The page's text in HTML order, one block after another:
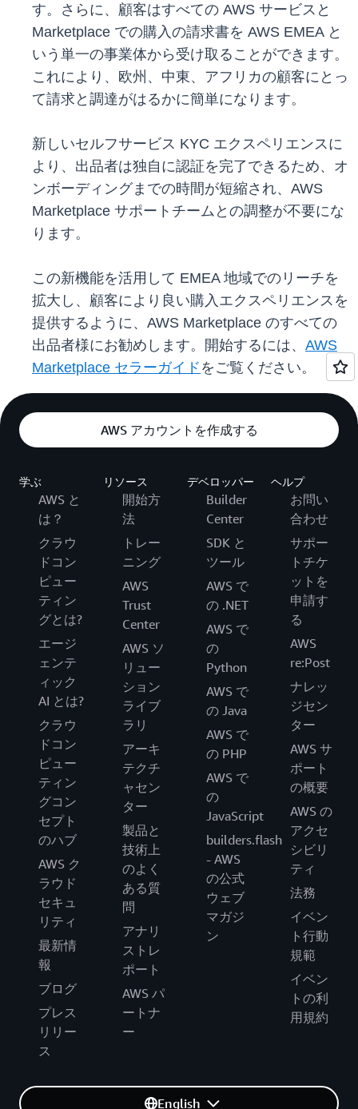
す。さらに、顧客はすべての AWS サービスと
Marketplace での購入の請求書を AWS EMEA と
いう単一の事業体から受け取ることができます。
これにより、欧州、中東、アフリカの顧客にとっ
て請求と調達がはるかに簡単になります。
新しいセルフサービス KYC エクスペリエンスに
より、出品者は独自に認証を完了できるため、オ
ンボーディングまでの時間が短縮され、AWS
Marketplace サポートチームとの調整が不要にな
ります。
この新機能を活用して EMEA 地域でのリーチを
拡大し、顧客により良い購入エクスペリエンスを
提供するように、AWS Marketplace のすべての
出品者様にお勧めします。開始するには、 AWS
Marketplace セラーガイド をご覧ください。
AWS アカウントを作成する
学ぶ
AWS と
は？
クラウ
ドコン
ピュー
ティン
グとは?
エージ
ェンテ
ィック
AI とは?
クラウ
ドコン
ピュー
ティン
グコン
セプト
のハブ
AWS ク
ラウド
セキュ
リティ
最新情
報
ブログ
プレス
リリー
ス
リソース
開始方
法
トレー
ニング
AWS
Trust
Center
AWS ソ
リュー
ション
ライブ
ラリ
アーキ
テクチ
ャセン
ター
製品と
技術上
のよく
ある質
問
アナリ
ストレ
ポート
AWS パ
ートナ
ー
デベロッパー
Builder
Center
SDK と
ツール
AWS で
の .NET
AWS で
の
Python
AWS で
の Java
AWS で
の PHP
AWS で
の
JavaScript
builders.flash
- AWS
の公式
ウェブ
マガジ
ン
ヘルプ
お問い
合わせ
サポー
トチケ
ットを
申請す
る
AWS
re:Post
ナレッ
ジセン
ター
AWS サ
ポート
の概要
AWS の
アクセ
シビリ
ティ
法務
イベン
ト行動
規範
イベン
トの利
用規約
English